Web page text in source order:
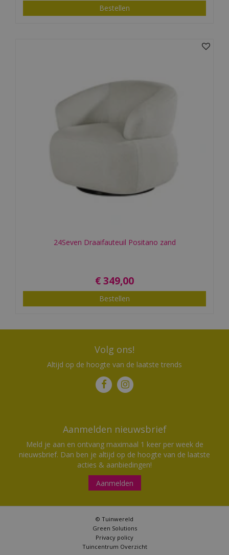
Bestellen
24Seven Draaifauteuil Positano zand
€349,00
Bestellen
Volg ons!
Altijd op de hoogte van de laatste trends
Aanmelden nieuwsbrief
Meld je aan en ontvang maximaal 1 keer per week de
nieuwsbrief. Dan ben je altijd op de hoogte van de laatste
acties & aanbiedingen!
Aanmelden
© Tuinwereld
Green Solutions
Privacy policy
Tuincentrum Overzicht